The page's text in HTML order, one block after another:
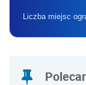
Liczba miejsc